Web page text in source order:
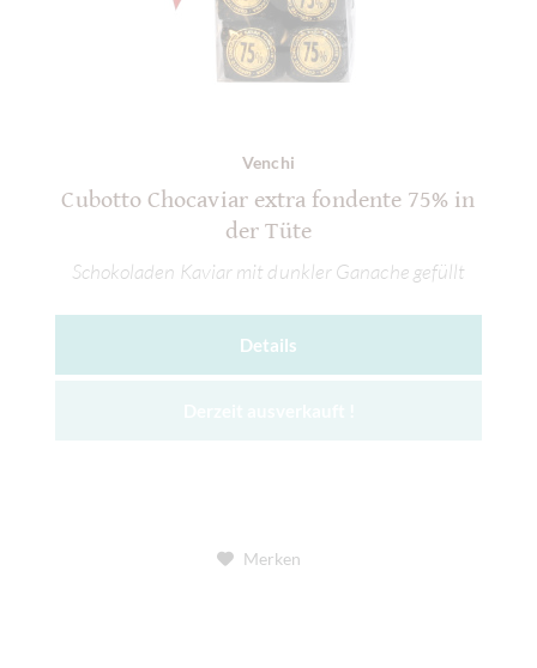
Venchi
Cubotto Chocaviar extra fondente 75% in
der Tüte
Schokoladen Kaviar mit dunkler Ganache gefüllt
Details
Merken